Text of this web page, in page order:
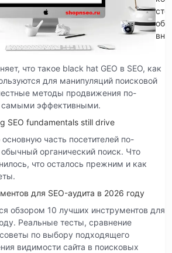
что такое black hat GEO в SEO, как
для манипуляций поисковой
методы продвижения по-
самыми эффективными.
SEO fundamentals still drive
часть посетителей по-
органический поиск. Что
что осталось прежним и как
для SEO-аудита в 2026 году
обзором 10 лучших инструментов для
Реальные тесты, сравнение
по выбору подходящего
видимости сайта в поисковых